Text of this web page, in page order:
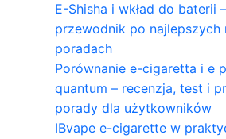
E-Shisha i wkład do baterii
przewodnik po najlepszych
poradach
Porównanie e-cigaretta i e
quantum – recenzja, test i
porady dla użytkowników
IBvape e-cigarette w